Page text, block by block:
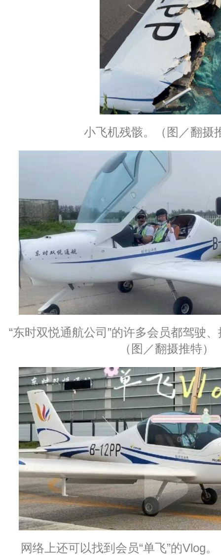
小飞机残骸。（图／翻摄
“东时双悦通航公司”的许多会员都驾驶
（图／翻摄推特）
网络上还可以找到会员“单飞”的Vlog